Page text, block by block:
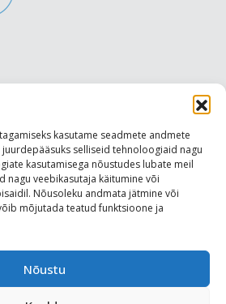
kasutame seadmete andmete
selliseid tehnoloogiaid nagu
kasutamisega nõustudes lubate meil
nagu veebikasutaja käitumine või
Nõusoleku andmata jätmine või
mõjutada teatud funktsioone ja
Nõustu